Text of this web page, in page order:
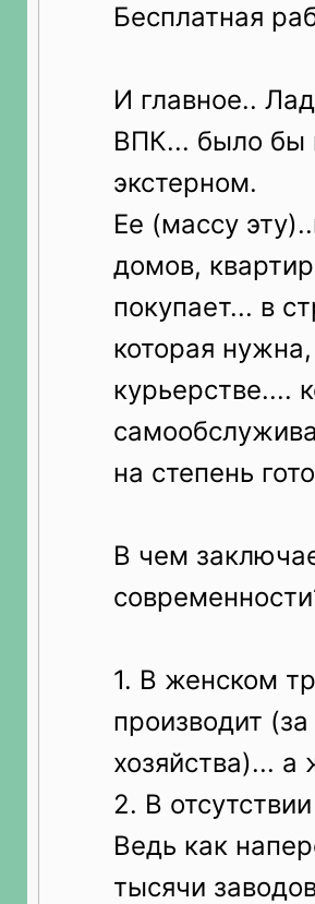
Бесплатная
И главное..
ВПК... было бы
экстерном.
Ее (массу
домов,
покупает... в
которая
курьерстве....
на степень
В чем
1. В женском
производит
хозяйства)...
2. В
Ведь как
тысячи